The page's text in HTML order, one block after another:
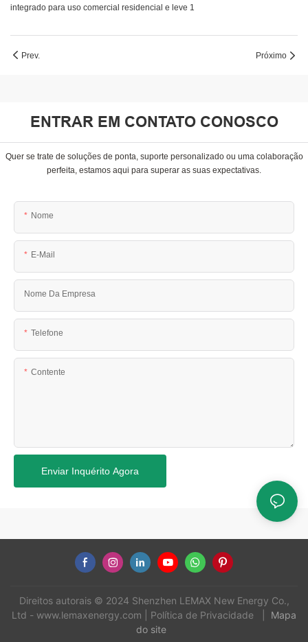
Prev. Próximo
ENTRAR EM CONTATO CONOSCO
Quer se trate de soluções de ponta, suporte personalizado ou uma colaboração
perfeita, estamos aqui para superar as suas expectativas.
Nome
E-Mail
Nome Da Empresa
Telefone
Contente
Enviar Inquérito Agora
Direitos autorais © 2024 Shenzhen LEMAX New Energy Co.,
Ltd - www.lemaxenergy.com Política de Privacidade
Mapa
do site